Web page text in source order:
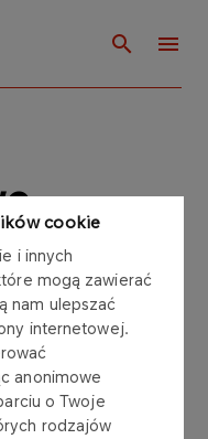
cookie
i innych
mogą zawierać
nam ulepszać
internetowej.
anonimowe
o Twoje
rodzajów
danych
sp. z o.o.